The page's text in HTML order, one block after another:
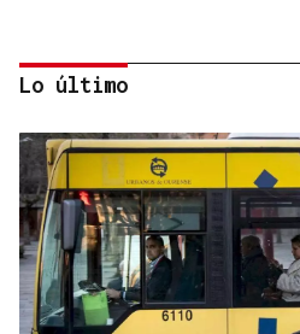
FESTIVAL INTERNACIONAL
Lo último